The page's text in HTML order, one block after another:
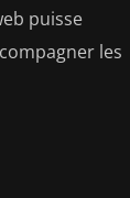
puisse
les